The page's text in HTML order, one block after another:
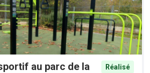
au parc de la
Réalisé